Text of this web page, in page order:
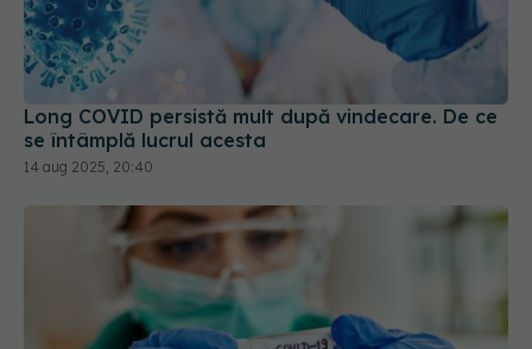
Long COVID persistă mult după vindecare. De ce
se întâmplă lucrul acesta
14 aug 2025, 20:40